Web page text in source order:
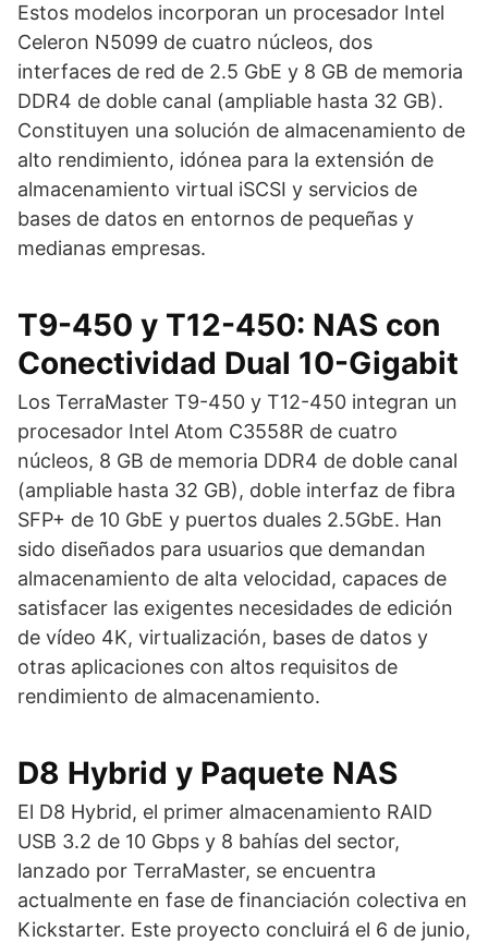
Estos modelos incorporan un procesador Intel
Celeron N5099 de cuatro núcleos, dos
interfaces de red de 2.5 GbE y 8 GB de memoria
DDR4 de doble canal (ampliable hasta 32 GB).
Constituyen una solución de almacenamiento de
alto rendimiento, idónea para la extensión de
almacenamiento virtual iSCSI y servicios de
bases de datos en entornos de pequeñas y
medianas empresas.
T9-450 y T12-450: NAS con
Conectividad Dual 10-Gigabit
Los TerraMaster T9-450 y T12-450 integran un
procesador Intel Atom C3558R de cuatro
núcleos, 8 GB de memoria DDR4 de doble canal
(ampliable hasta 32 GB), doble interfaz de fibra
SFP+ de 10 GbE y puertos duales 2.5GbE. Han
sido diseñados para usuarios que demandan
almacenamiento de alta velocidad, capaces de
satisfacer las exigentes necesidades de edición
de vídeo 4K, virtualización, bases de datos y
otras aplicaciones con altos requisitos de
rendimiento de almacenamiento.
D8 Hybrid y Paquete NAS
El D8 Hybrid, el primer almacenamiento RAID
USB 3.2 de 10 Gbps y 8 bahías del sector,
lanzado por TerraMaster, se encuentra
actualmente en fase de financiación colectiva en
Kickstarter. Este proyecto concluirá el 6 de junio,